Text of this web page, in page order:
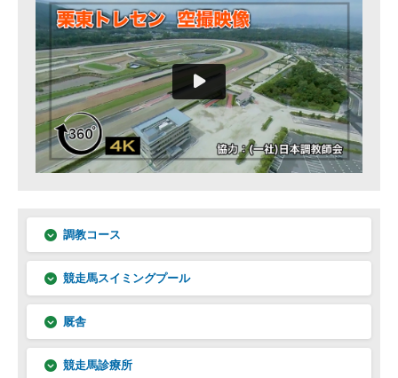
調教コース
競走馬スイミングプール
厩舎
競走馬診療所